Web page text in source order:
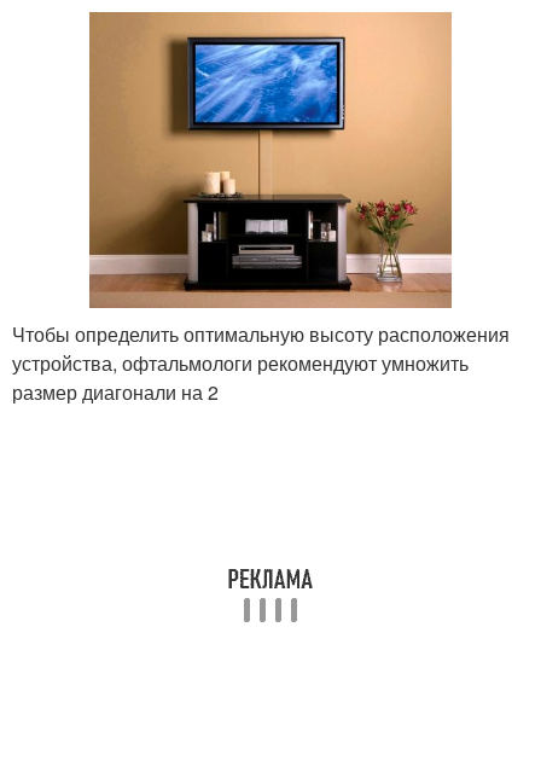
Чтобы определить оптимальную высоту расположения
устройства, офтальмологи рекомендуют умножить
размер диагонали на 2